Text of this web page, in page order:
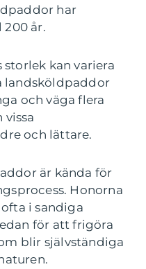
har
år.
storlek kan variera
landsköldpaddor
och väga flera
och lättare.
är kända för
Honorna
i sandiga
för att frigöra
blir självständiga